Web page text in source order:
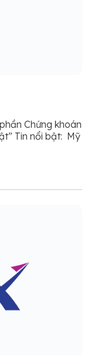
Chứng khoán
Tin nổi bật: Mỹ